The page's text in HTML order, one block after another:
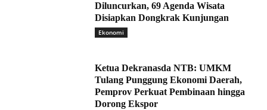
Diluncurkan, 69 Agenda Wisata
Disiapkan Dongkrak Kunjungan
Ekonomi
Ketua Dekranasda NTB: UMKM
Tulang Punggung Ekonomi Daerah,
Pemprov Perkuat Pembinaan hingga
Dorong Ekspor